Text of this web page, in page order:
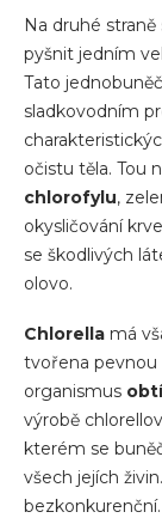
Na druhé
pyšnit jedním
Tato
sladkovodním
očistu těla. Tou
chlorofylu,
okysličování
se škodlivých
olovo.
Chlorella má
tvořena pevnou
organismus
výrobě
kterém se
všech jejích